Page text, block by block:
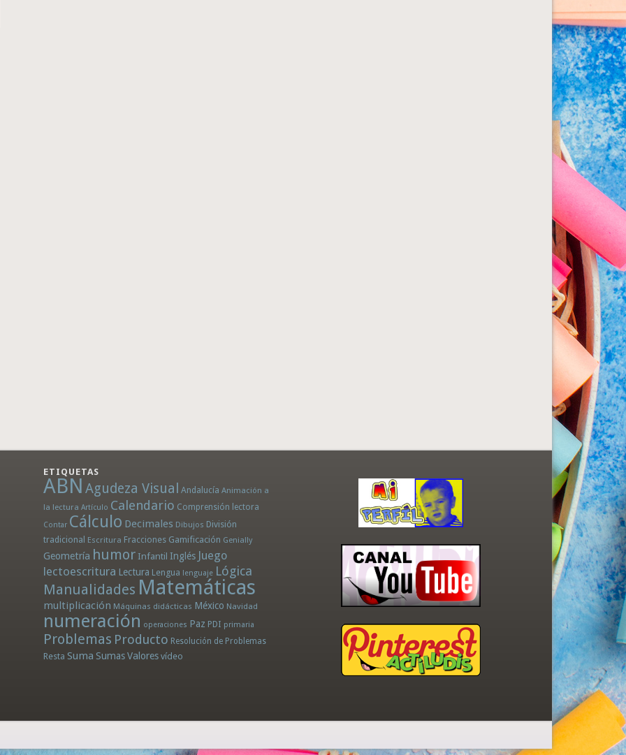
ETIQUETAS
ABN Agudeza Visual Andalucía Animación a
la lectura Artículo Calendario Comprensión lectora
Contar Cálculo Decimales Dibujos División
tradicional Escritura Fracciones Gamificación Genially
Geometría humor Infantil Inglés Juego
lectoescritura Lectura Lengua lenguaje Lógica
Manualidades Matemáticas
multiplicación Máquinas didácticas México Navidad
numeración operaciones Paz PDI primaria
Problemas Producto Resolución de Problemas
Resta Suma SumasValores vídeo